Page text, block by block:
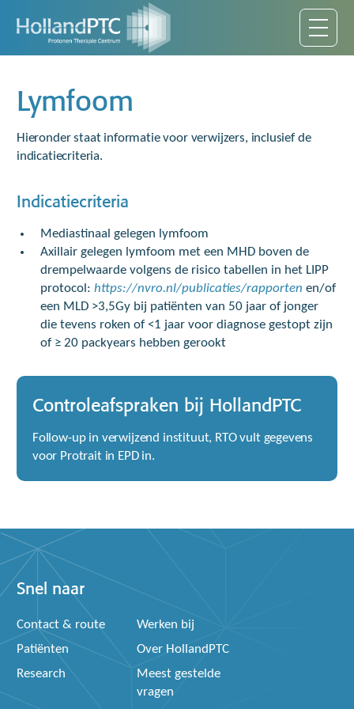
Lymfoom
Hieronder staat informatie voor verwijzers, inclusief de
indicatiecriteria.
Indicatiecriteria
Mediastinaal gelegen lymfoom
Axillair gelegen lymfoom met een MHD boven de
drempelwaarde volgens de risico tabellen in het LIPP
protocol: https://nvro.nl/publicaties/rapporten en/of
een MLD >3,5Gy bij patiënten van 50 jaar of jonger
die tevens roken of <1 jaar voor diagnose gestopt zijn
of ≥ 20 packyears hebben gerookt
Controleafspraken bij HollandPTC
Follow-up in verwijzend instituut, RTO vult gegevens
voor Protrait in EPD in.
Snel naar
Contact & route
Werken bij
Patiënten
Over HollandPTC
Research
Meest gestelde
vragen